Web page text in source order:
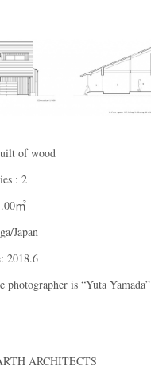
of wood
: 2
㎡
Japan
2018.6
photographer is “Yuta Yamada”
ARCHITECTS